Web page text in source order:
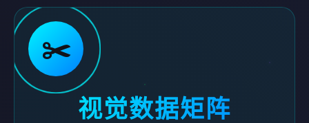
✂️
视觉数据矩阵